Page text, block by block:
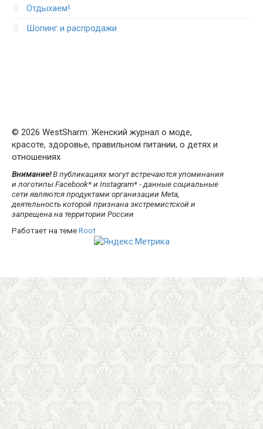
Отдыхаем!
Шопинг и распродажи
© 2026 WestSharm: Женский журнал о моде,
красоте, здоровье, правильном питании, о детях и
отношениях
Внимание!В публикациях могут встречаются упоминания
и логотипы Facebook* и Instagram* - данные социальные
сети являются продуктами организации Meta,
деятельность которой признана экстремистской и
запрещена на территории России
Работает на темеRoot